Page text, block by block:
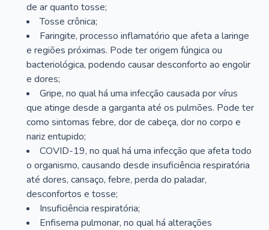
de ar quanto tosse;
Tosse crônica;
Faringite, processo inflamatório que afeta a laringe
e regiões próximas. Pode ter origem fúngica ou
bacteriológica, podendo causar desconforto ao engolir
e dores;
Gripe, no qual há uma infecção causada por vírus
que atinge desde a garganta até os pulmões. Pode ter
como sintomas febre, dor de cabeça, dor no corpo e
nariz entupido;
COVID-19, no qual há uma infecção que afeta todo
o organismo, causando desde insuficiência respiratória
até dores, cansaço, febre, perda do paladar,
desconfortos e tosse;
Insuficiência respiratória;
Enfisema pulmonar, no qual há alterações